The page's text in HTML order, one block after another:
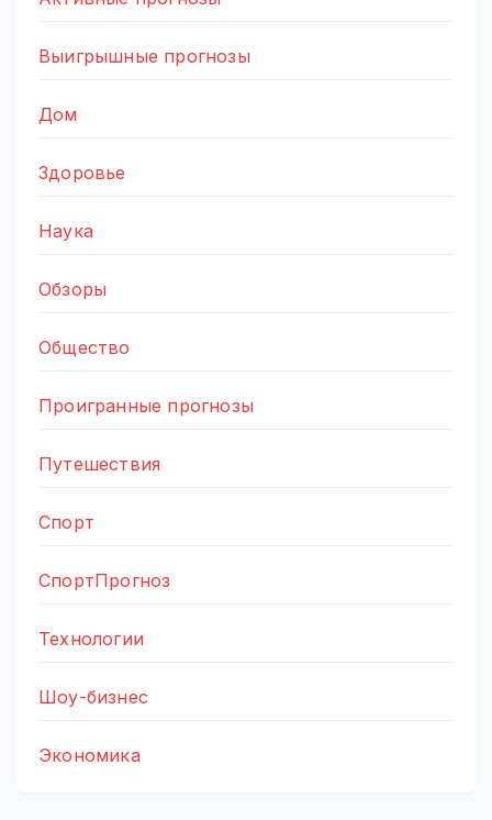
Выигрышные прогнозы
Дом
Здоровье
Наука
Обзоры
Общество
Проигранные прогнозы
Путешествия
Спорт
СпортПрогноз
Технологии
Шоу-бизнес
Экономика